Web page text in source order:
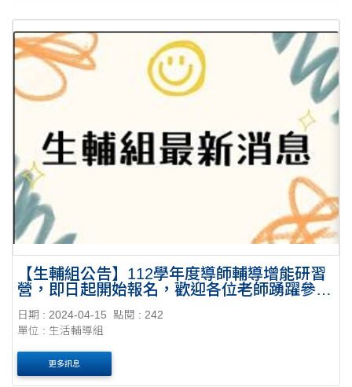
【生輔組公告】112學年度導師輔導增能研習
營，即日起開始報名，歡迎各位老師踴躍參
日期 : 2024-04-15
點閱 : 242
單位 : 生活輔導組
更多訊息